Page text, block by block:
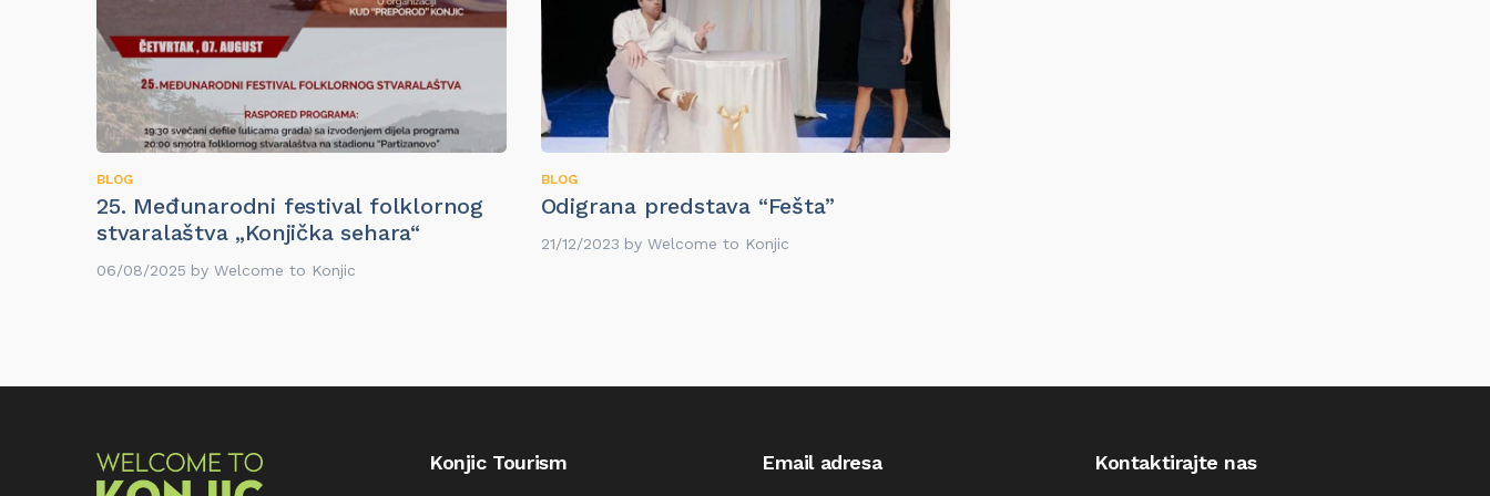
BLOG
25. Međunarodni festival folklornog
stvaralaštva „Konjička sehara“
06/08/2025 by Welcome to Konjic
BLOG
Odigrana predstava “Fešta”
21/12/2023 by Welcome to Konjic
Konjic Tourism Email adresa Kontaktirajte nas